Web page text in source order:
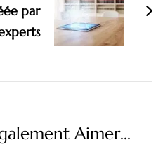
par
Aimer...